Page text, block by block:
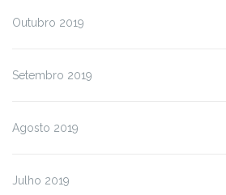
Outubro 2019
Setembro 2019
Agosto 2019
Julho 2019